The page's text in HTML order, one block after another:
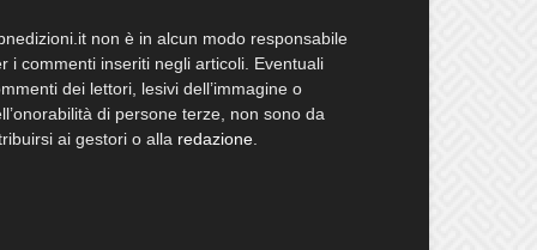
non è in alcun modo responsabile
i commenti inseriti negli articoli. Eventuali
dei lettori, lesivi dell’immagine o
di persone terze, non sono da
ai gestori o alla redazione